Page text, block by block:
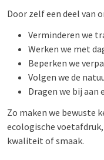
Door zelf een deel van
Verminderen we
Werken we met
Beperken we
Volgen we de
Dragen we bij aan
Zo maken we bewuste
ecologische
kwaliteit of smaak.